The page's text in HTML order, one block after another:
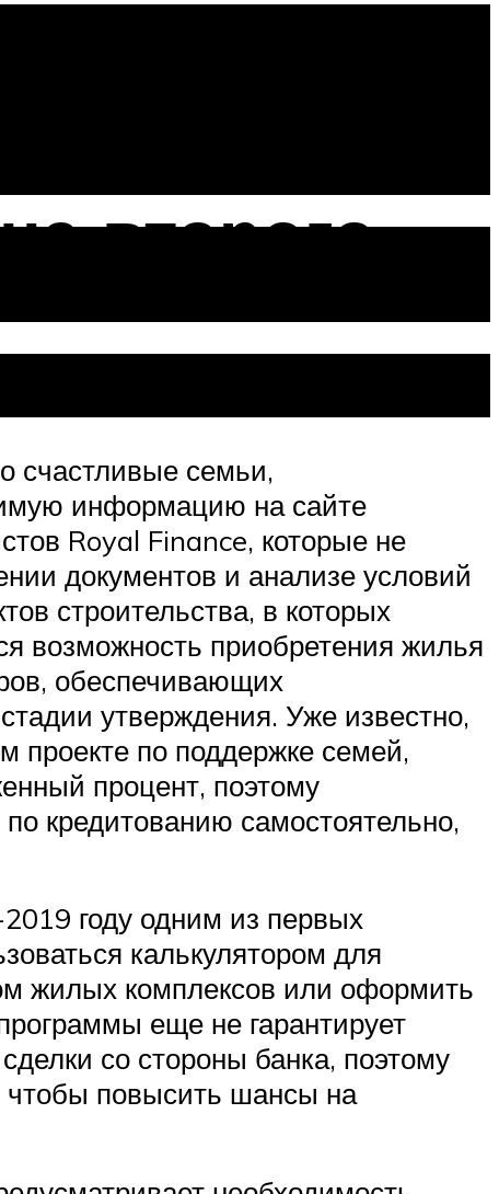
второго
счастливые семьи,
информацию на сайте
Royal Finance, которые не
документов и анализе условий
строительства, в которых
возможность приобретения жилья
обеспечивающих
утверждения. Уже известно,
проекте по поддержке семей,
процент, поэтому
кредитованию самостоятельно,
году одним из первых
калькулятором для
жилых комплексов или оформить
еще не гарантирует
со стороны банка, поэтому
чтобы повысить шансы на